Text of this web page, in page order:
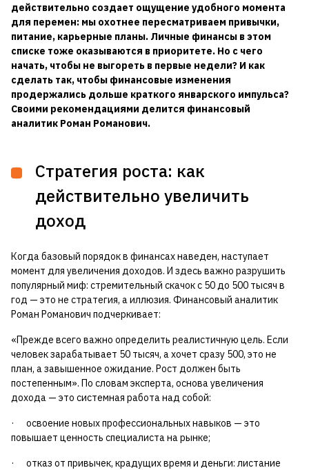
действительно создает ощущение удобного момента
для перемен: мы охотнее пересматриваем привычки,
питание, карьерные планы. Личные финансы в этом
списке тоже оказываются в приоритете. Но с чего
начать, чтобы не выгореть в первые недели? И как
сделать так, чтобы финансовые изменения
продержались дольше краткого январского импульса?
Своими рекомендациями делится финансовый
аналитик Роман Романович.
Стратегия роста: как
действительно увеличить
доход
Когда базовый порядок в финансах наведен, наступает
момент для увеличения доходов. И здесь важно разрушить
популярный миф: стремительный скачок с 50 до 500 тысяч в
год — это не стратегия, а иллюзия. Финансовый аналитик
Роман Романович подчеркивает:
«Прежде всего важно определить реалистичную цель. Если
человек зарабатывает 50 тысяч, а хочет сразу 500, это не
план, а завышенное ожидание. Рост должен быть
постепенным». По словам эксперта, основа увеличения
дохода — это системная работа над собой:
· освоение новых профессиональных навыков — это
повышает ценность специалиста на рынке;
· отказ от привычек, крадущих время и деньги: листание